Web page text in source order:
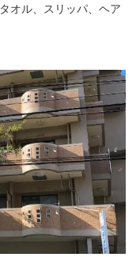
オル、スリッパ、ヘア